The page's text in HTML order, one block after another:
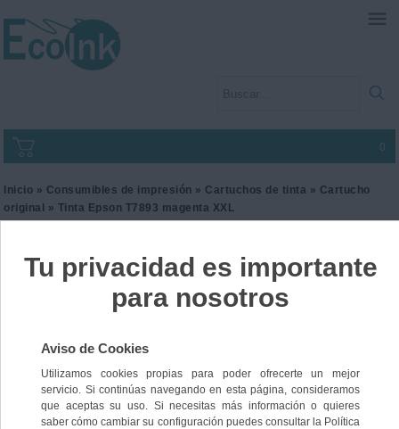
0
Inicio » Consumibles de impresión » Cartuchos de tinta » Cartucho
original
» Tinta Epson T7893 magenta XXL
Tinta Epson T7893
Ref. C13T789340